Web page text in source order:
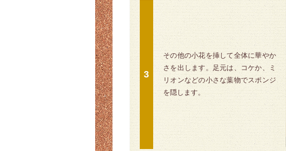
その他の小花を挿して全体に華やか
さを出します。足元は、コケか、ミ
リオンなどの小さな葉物でスポンジ
を隠します。